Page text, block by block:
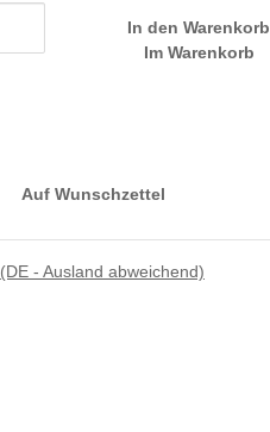
Auf Wunschzettel
In den Warenkorb
Im Warenkorb
(DE - Ausland abweichend)